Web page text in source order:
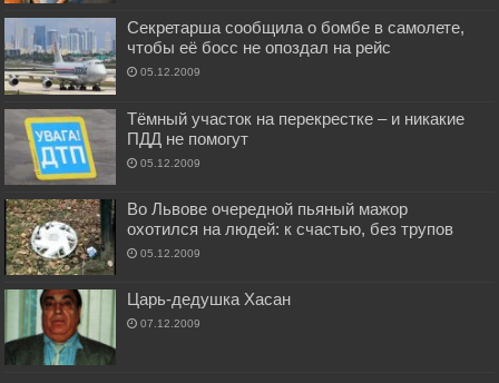
Секретарша сообщила о бомбе в самолете,
чтобы её босс не опоздал на рейс
05.12.2009
Тёмный участок на перекрестке – и никакие
ПДД не помогут
05.12.2009
Во Львове очередной пьяный мажор
охотился на людей: к счастью, без трупов
05.12.2009
Царь-дедушка Хасан
07.12.2009